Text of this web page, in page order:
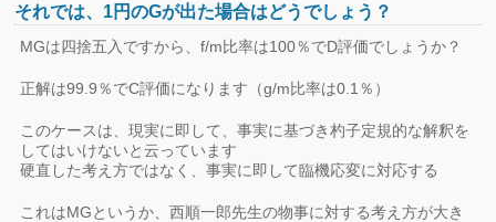
それでは、1円のGが出た場合はどうでしょう？
MGは四捨五入ですから、f/m比率は100％でD評価でしょうか？
正解は99.9％でC評価になります（g/m比率は0.1％）
このケースは、現実に即して、事実に基づき杓子定規的な解釈を
してはいけないと云っています
硬直した考え方ではなく、事実に即して臨機応変に対応する
これはMGというか、西順一郎先生の物事に対する考え方が大き